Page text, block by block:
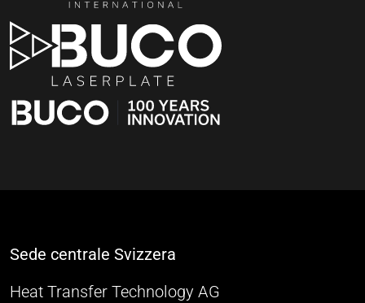
Sede centrale Svizzera
Heat Transfer Technology AG